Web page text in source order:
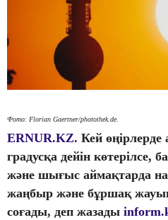
Фото: Florian Gaertner/photothek.de.
ERNUR.KZ. Кей өңірлерде
градусқа дейін көтерілсе,
және шығыс аймақтарда
жаңбыр және бұршақ
соғады, деп жазады